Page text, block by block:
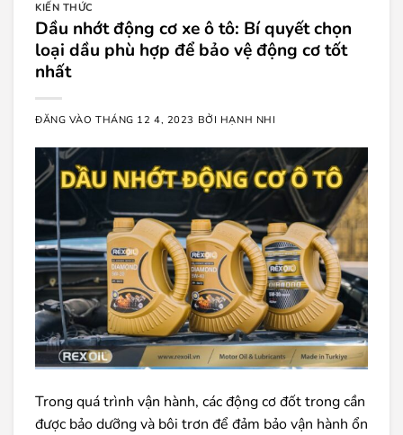
KIẾN THỨC
Dầu nhớt động cơ xe ô tô: Bí quyết chọn
loại dầu phù hợp để bảo vệ động cơ tốt
nhất
ĐĂNG VÀOTHÁNG 12 4, 2023 BỞI HẠNH NHI
Trong quá trình vận hành, các động cơ đốt trong cần
được bảo dưỡng và bôi trơn để đảm bảo vận hành ổn